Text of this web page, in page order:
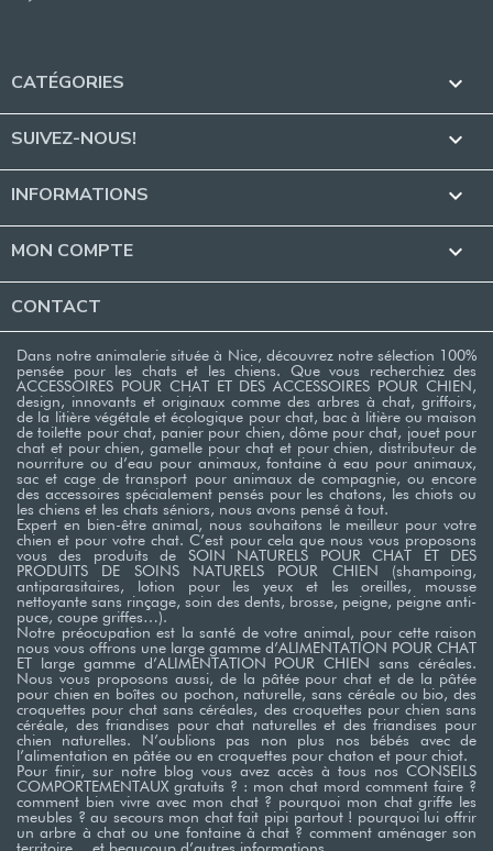
CATÉGORIES 
SUIVEZ-NOUS! 
INFORMATIONS 
MON COMPTE 
CONTACT
Dans notre animalerie située à Nice, découvrez notre sélection 100%
pensée pour les chats et les chiens. Que vous recherchiez des
ACCESSOIRES POUR CHAT ET DES ACCESSOIRES POUR CHIEN,
design, innovants et originaux comme des arbres à chat, griffoirs,
de la litière végétale et écologique pour chat, bac à litière ou maison
de toilette pour chat, panier pour chien, dôme pour chat, jouet pour
chat et pour chien, gamelle pour chat et pour chien, distributeur de
nourriture ou d’eau pour animaux, fontaine à eau pour animaux,
sac et cage de transport pour animaux de compagnie, ou encore
des accessoires spécialement pensés pour les chatons, les chiots ou
les chiens et les chats séniors, nous avons pensé à tout.
Expert en bien-être animal, nous souhaitons le meilleur pour votre
chien et pour votre chat. C’est pour cela que nous vous proposons
vous des produits de SOIN NATURELS POUR CHAT ET DES
PRODUITS DE SOINS NATURELS POUR CHIEN (shampoing,
antiparasitaires, lotion pour les yeux et les oreilles, mousse
nettoyante sans rinçage, soin des dents, brosse, peigne, peigne anti-
puce, coupe griffes…). ​
Notre préocupation est la santé de votre animal, pour cette raison
nous vous offrons une large gamme d’ALIMENTATION POUR CHAT
ET large gamme d’ALIMENTATION POUR CHIEN sans céréales.
Nous vous proposons aussi, de la pâtée pour chat et de la pâtée
pour chien en boîtes ou pochon, naturelle, sans céréale ou bio, des
croquettes pour chat sans céréales, des croquettes pour chien sans
céréale, des friandises pour chat naturelles et des friandises pour
chien naturelles. N’oublions pas non plus nos bébés avec de
l’alimentation en pâtée ou en croquettes pour chaton et pour chiot. ​
Pour finir, sur notre blog vous avez accès à tous nos CONSEILS
COMPORTEMENTAUX gratuits ? : mon chat mord comment faire ?
comment bien vivre avec mon chat ? pourquoi mon chat griffe les
meubles ? au secours mon chat fait pipi partout ! pourquoi lui offrir
un arbre à chat ou une fontaine à chat ? comment aménager son